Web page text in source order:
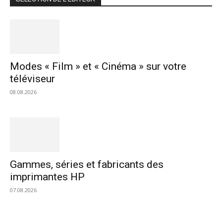
Modes « Film » et « Cinéma » sur votre
téléviseur
08.08.2026
Gammes, séries et fabricants des
imprimantes HP
07.08.2026